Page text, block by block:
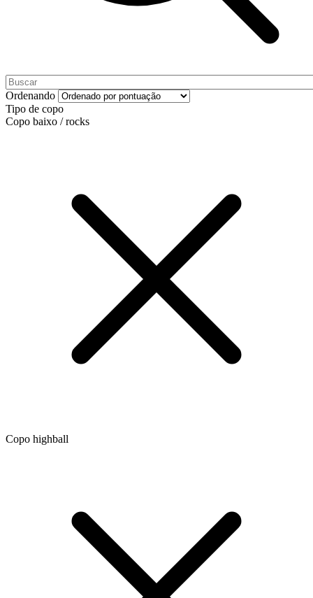
Ordenando
Tipo de copo
Copo baixo / rocks
Copo highball